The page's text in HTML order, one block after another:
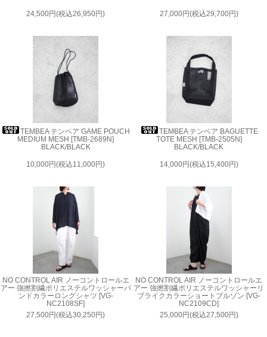
24,500円(税込26,950円) 27,000円(税込29,700円)
TEMBEA テンベア GAME POUCH
MEDIUM MESH [TMB-2689N]
BLACK/BLACK
10,000円(税込11,000円)
TEMBEA テンベア BAGUETTE
TOTE MESH [TMB-2505N]
BLACK/BLACK
14,000円(税込15,400円)
NO CONTROL AIR ノーコントロールエ
アー 強撚割繊ポリエステルワッシャーバ
ンドカラーロングシャツ [VG-
NC2108SF]
27,500円(税込30,250円)
NO CONTROL AIR ノーコントロールエ
アー 強撚割繊ポリエステルワッシャーリ
ブライクカラーショートブルゾン [VG-
NC2109CD]
25,000円(税込27,500円)